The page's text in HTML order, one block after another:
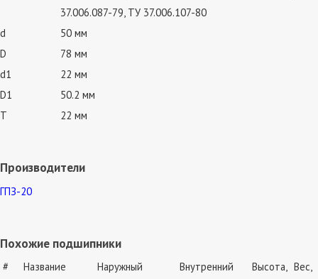
37.006.087-79, ТУ 37.006.107-80
d
50 мм
D
78 мм
d1
22 мм
D1
50.2 мм
T
22 мм
Производители
ГПЗ-20
Похожие подшипники
# Название
Наружный
Внутренний
Высота, Вес,